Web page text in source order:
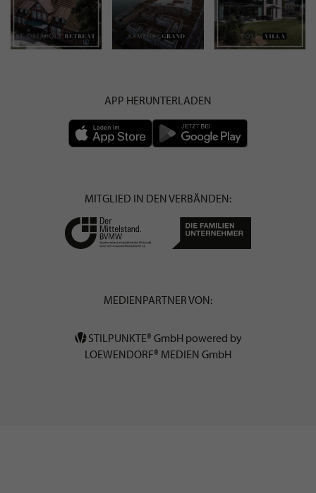
APP HERUNTERLADEN
MITGLIED IN DEN VERBÄNDEN:
MEDIENPARTNER VON:
STILPUNKTE® GmbH powered by
LOEWENDORF® MEDIEN GmbH